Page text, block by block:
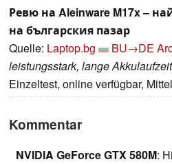
Ревю на Aleinware M17x –
на българския пазар
Quelle: Laptop.bg BU→DE
leistungsstark, lange
Einzeltest, online verfügbar,
Kommentar
NVIDIA GeForce GTX 580M: